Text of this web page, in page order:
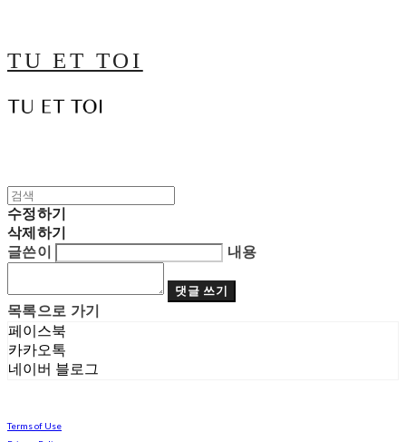
TU ET TOI
수정하기
삭제하기
글쓴이
내용
댓글 쓰기
목록으로 가기
페이스북
카카오톡
네이버 블로그
Terms of Use